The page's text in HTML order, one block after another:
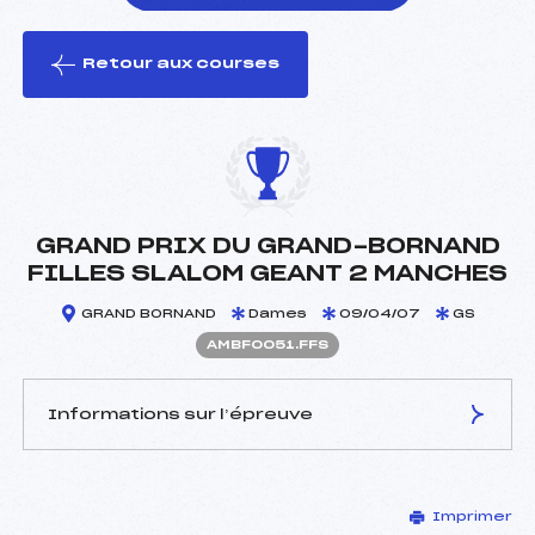
le ski
Retour aux courses
GRAND PRIX DU GRAND-BORNAND
FILLES SLALOM GEANT 2 MANCHES
GRAND BORNAND Dames 09/04/07 GS
AMBF0051.FFS
Informations sur l’épreuve
DEBART JEAN LOUIS (MB)
Imprimer